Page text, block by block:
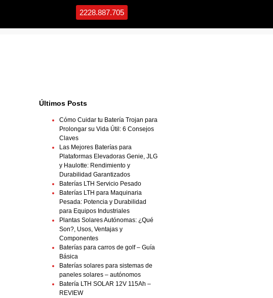
2228.887.705
Últimos Posts
Cómo Cuidar tu Batería Trojan para
Prolongar su Vida Útil: 6 Consejos
Claves
Las Mejores Baterías para
Plataformas Elevadoras Genie, JLG
y Haulotte: Rendimiento y
Durabilidad Garantizados
Baterías LTH Servicio Pesado
Baterías LTH para Maquinaria
Pesada: Potencia y Durabilidad
para Equipos Industriales
Plantas Solares Autónomas: ¿Qué
Son?, Usos, Ventajas y
Componentes
Baterías para carros de golf – Guía
Básica
Baterías solares para sistemas de
paneles solares – autónomos
Batería LTH SOLAR 12V 115Ah –
REVIEW